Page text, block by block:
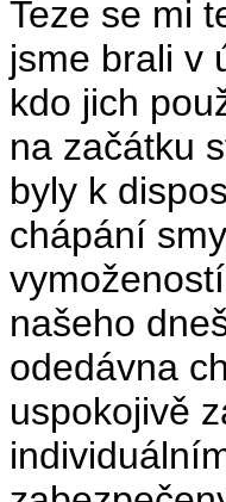
Teze se mi
jsme brali v
kdo jich
na začátku
byly k
chápání
našeho
odedávna
uspokojivě